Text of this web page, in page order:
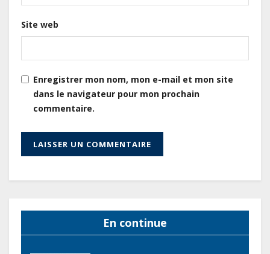
Site web
Enregistrer mon nom, mon e-mail et mon site
dans le navigateur pour mon prochain
commentaire.
En continue
de dollars
de FCFA, à fin juin 2026,
Gabon : Le gouvernement et la BAD
améliorer la performance des
projets
Gabon : Ismaël Bonkoungou, le
d’inspection des grands chantiers
routiers d’EBOMAF BTP Gabon
dans la Ngounié